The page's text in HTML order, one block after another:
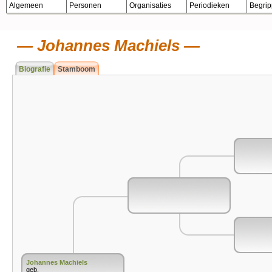
Algemeen Personen Organisaties Periodieken
Johannes Machiels
Biografie Stamboom
Johannes Machiels
geb.